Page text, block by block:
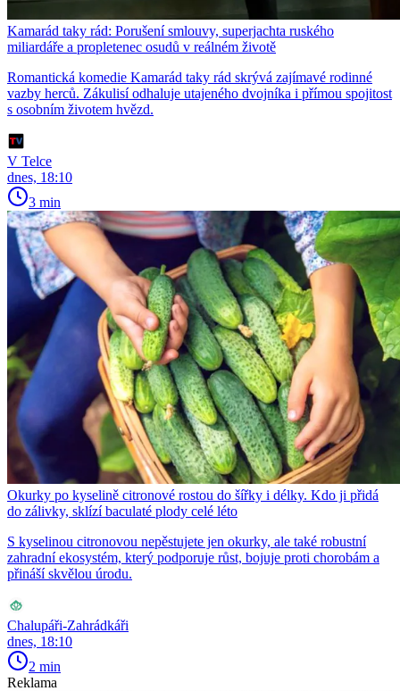
Kamarád taky rád: Porušení smlouvy, superjachta ruského
miliardáře a propletenec osudů v reálném životě
Romantická komedie Kamarád taky rád skrývá zajímavé rodinné
vazby herců. Zákulisí odhaluje utajeného dvojníka i přímou spojitost
s osobním životem hvězd.
V Telce
dnes, 18:10
3 min
Okurky po kyselině citronové rostou do šířky i délky. Kdo ji přidá
do zálivky, sklízí baculaté plody celé léto
S kyselinou citronovou nepěstujete jen okurky, ale také robustní
zahradní ekosystém, který podporuje růst, bojuje proti chorobám a
přináší skvělou úrodu.
Chalupáři-Zahrádkáři
dnes, 18:10
2 min
Reklama